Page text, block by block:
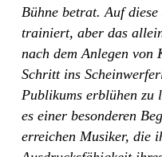
Bühne betrat. Auf
trainiert, aber das
nach dem Anlegen von
Schritt ins
Publikums erblühen zu
es einer besonderen
erreichen Musiker, die